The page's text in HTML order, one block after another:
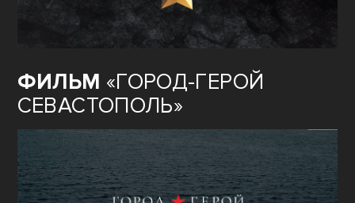
ФИЛЬМ «ГОРОД-ГЕРОЙ
СЕВАСТОПОЛЬ»